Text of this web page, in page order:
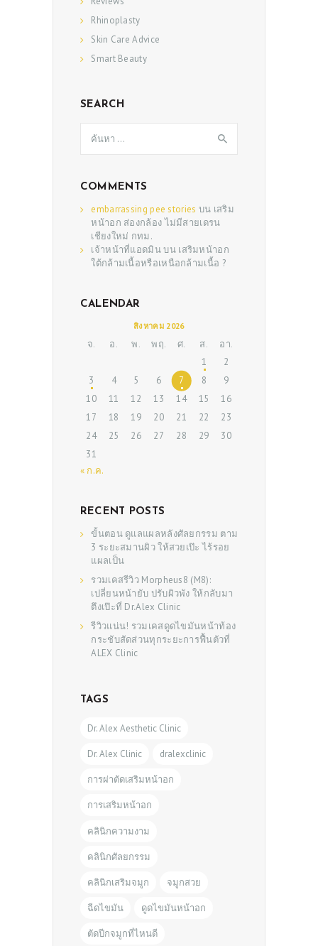
BEAUTY TIPS
Rhinoplasty
Skin Care Advice
Smart Beauty
SEARCH
สำหรับ:
COMMENTS
embarrassing pee stories บน เสริม
หน้าอก ส่องกล้อง ไม่มีสายเดรน
เชียงใหม่ กทม.
เจ้าหน้าที่แอดมินบน เสริมหน้าอก
ใต้กล้ามเนื้อหรือเหนือกล้ามเนื้อ ?
CALENDAR
สิงหาคม 2026
จ. อ. พ. พฤ. ศ. ส. อา.
1
2
3
4 5 6 7 8
9
10
11 12 13 14 15
16
17
18 19 20 21 22
23
24
25 26 27 28 29
30
31
« ก.ค.
RECENT POSTS
ขั้นตอน ดูแลแผลหลังศัลยกรรม ตาม
3 ระยะสมานผิว ให้สวยเป๊ะ ไร้รอย
แผลเป็น
รวมเคสรีวิว Morpheus8 (M8):
เปลี่ยนหน้ายับ ปรับผิวพัง ให้กลับมา
ตึงเป๊ะที่ Dr.Alex Clinic
รีวิวแน่น! รวมเคสดูดไขมันหน้าท้อง
กระชับสัดส่วนทุกระยะการฟื้นตัวที่
ALEX Clinic
TAGS
Dr. Alex Aesthetic Clinic
Dr. Alex Clinic dralexclinic
การผ่าตัดเสริมหน้าอก
การเสริมหน้าอก
คลินิกความงาม
คลินิกศัลยกรรม
คลินิกเสริมจมูก จมูกสวย
ฉีดไขมัน ดูดไขมันหน้าอก
ตัดปีกจมูกที่ไหนดี